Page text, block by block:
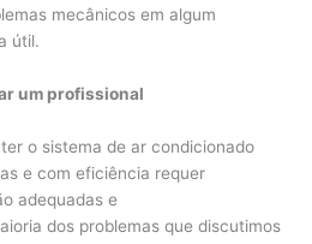
mecânicos em algum
útil.
um profissional
o sistema de ar condicionado
e com eficiência requer
adequadas e
dos problemas que discutimos